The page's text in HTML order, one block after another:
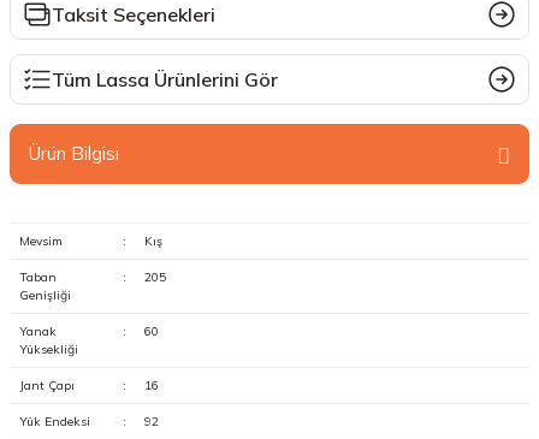
Taksit Seçenekleri
Tüm Lassa Ürünlerini Gör
Ürün Bilgisi
Mevsim : Kış
Taban
Genişliği
: 205
Yanak
Yüksekliği
: 60
Jant Çapı : 16
Yük Endeksi : 92